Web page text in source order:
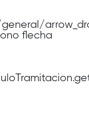
flecha